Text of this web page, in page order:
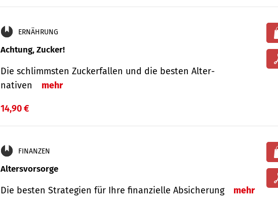
ERNÄHRUNG
Achtung, Zucker!
Die schlimmsten Zucker­fallen und die besten Alter­
nativen
mehr
14,90 €
FINANZEN
Altersvorsorge
Die besten Strategien für Ihre finanzielle Absicherung mehr